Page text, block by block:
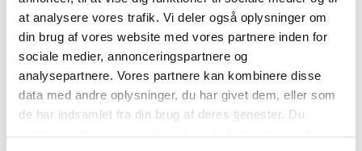
at analysere vores trafik. Vi deler også oplysninger om
din brug af vores website med vores partnere inden for
sociale medier, annonceringspartnere og
analysepartnere. Vores partnere kan kombinere disse
data med andre oplysninger, du har givet dem, eller som
de har indsamlet fra din brug af deres tjenester. Du
850,-
Bestil